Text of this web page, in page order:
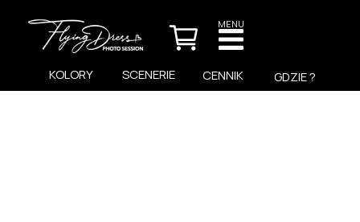
MENU
KOLORY SCENERIE CENNIK GDZIE ?